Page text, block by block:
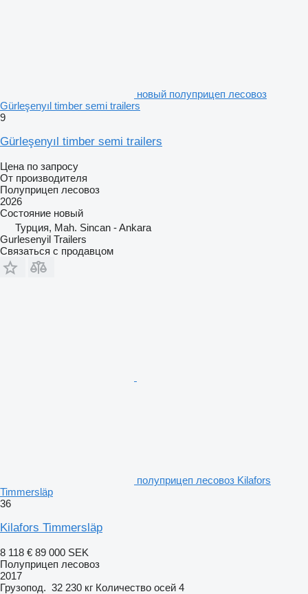
новый полуприцеп лесовоз
Gürleşenyıl timber semi trailers
9
Gürleşenyıl timber semi trailers
Цена по запросу
От производителя
Полуприцеп лесовоз
2026
Состояние новый
Турция, Mah. Sincan - Ankara
Gurlesenyil Trailers
Связаться с продавцом
полуприцеп лесовоз Kilafors
Timmersläp
36
Kilafors Timmersläp
8 118 € 89 000 SEK
Полуприцеп лесовоз
2017
Грузопод. 32 230 кг Количество осей 4